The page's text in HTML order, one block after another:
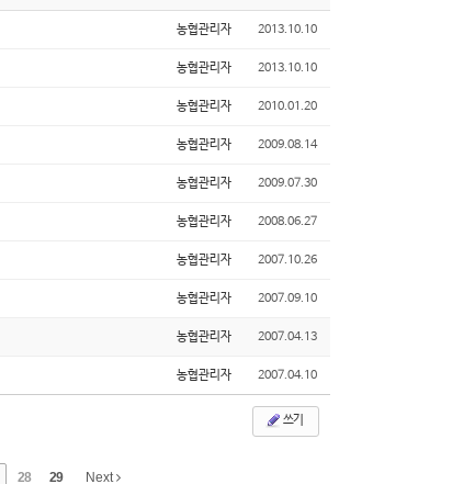
농협관리자 2013.10.10
농협관리자 2013.10.10
농협관리자 2010.01.20
농협관리자 2009.08.14
농협관리자 2009.07.30
농협관리자 2008.06.27
농협관리자 2007.10.26
농협관리자 2007.09.10
농협관리자 2007.04.13
농협관리자 2007.04.10
쓰기
28 29 Next